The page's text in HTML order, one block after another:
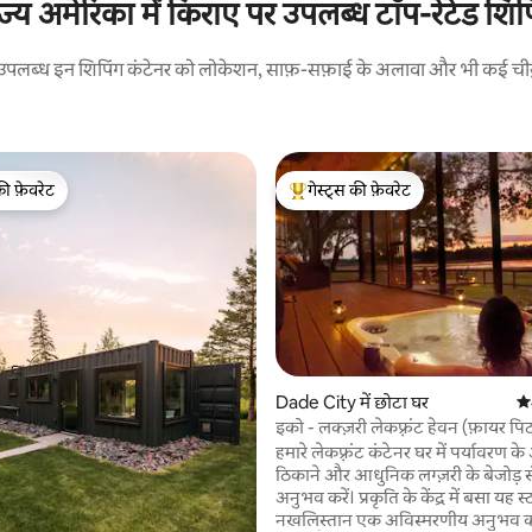
अमेरिका में किराए पर उपलब्ध टॉप-रेटेड
उपलब्ध इन शिपिंग कंटेनर को लोकेशन, साफ़-सफ़ाई के अलावा और भी कई
फ़ेवरेट
फ़ेवरेट
गेस्ट्स का टॉप फ़ेवरेट
गेस्ट्स की फ़ेवरेट
Dade City में छोटा घर
इको - लक्ज़री लेकफ़्रंट हेवन (फ़ायर
टब)
हमारे लेकफ़्रंट कंटेनर घर में पर्यावरण
ठिकाने और आधुनिक लग्ज़री के बेजोड़
अनुभव करें। प्रकृति के केंद्र में बसा यह
नखलिस्तान एक अविस्मरणीय अनुभव